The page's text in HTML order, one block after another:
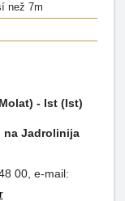
než 7m
- Ist (Ist)
na Jadrolinija
00, e-mail: